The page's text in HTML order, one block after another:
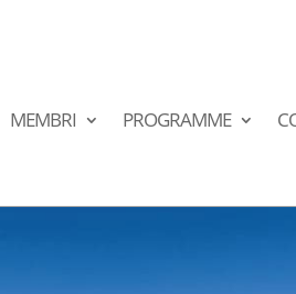
MEMBRI PROGRAMME